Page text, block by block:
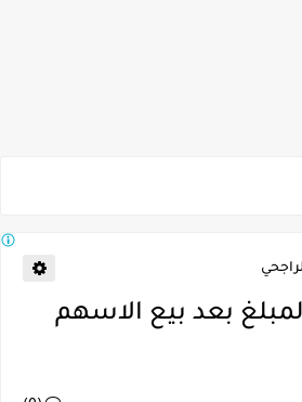
بعد بيع الاسهم